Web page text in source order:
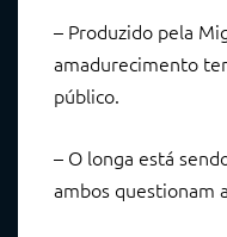
– Produzido pela
amadurecimento
público.
– O longa está
ambos questionam